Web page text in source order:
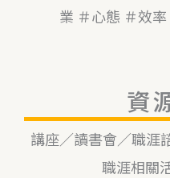
業 ＃心態 ＃效
資
講座／讀書會／職涯
職涯相關